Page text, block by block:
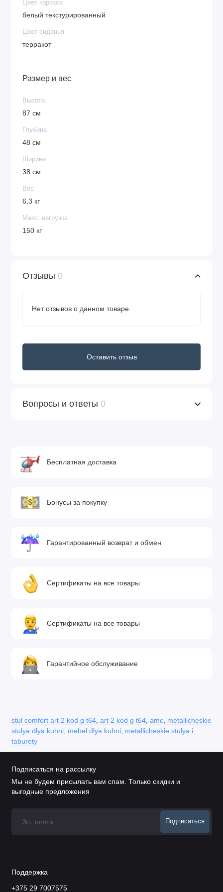
Цвет каркаса
белый текстурированный
Цвет сиденья
терракот
Размер и вес
Высота
87 см
Глубина
48 см
Ширина
38 см
Вес
6,3 кг
Макс. нагрузка
150 кг
Отзывы 0
Нет отзывов о данном товаре.
Оставить отзыв
Вопросы и ответы 0
Бесплатная доставка
Бонусы за покупку
Гарантированный возврат и обмен
Сертификаты на все товары
Сертификаты на все товары
Гарантийное обслуживание
stul comfort art 2 kod g t64, art 2 kod g t64, amc, metallicheskie
stulya dlya kuhni, mebel dlya kuhni, metallicheskie stulya i
taburety
Подписаться на рассылку
Мы не будем присылать вам спам. Только скидки и
выгодные предложения
Подписаться
Поддержка
+375 29 7007575